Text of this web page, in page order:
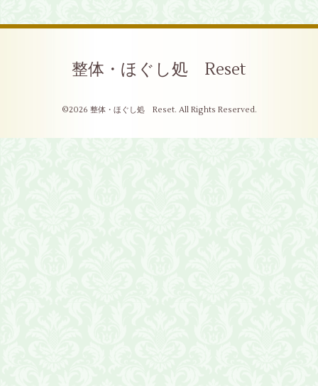
整体・ほぐし処 Reset
©2026 整体・ほぐし処 Reset. All Rights Reserved.